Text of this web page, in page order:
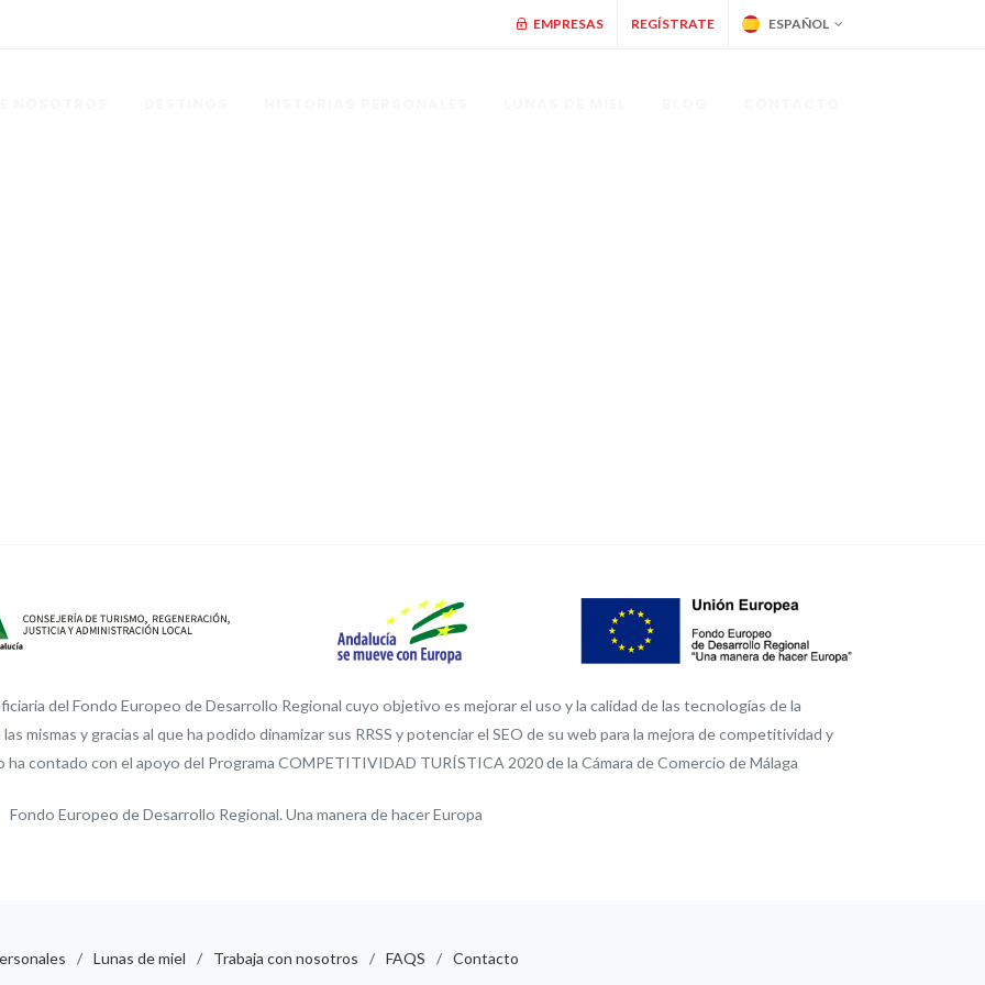
EMPRESAS REGÍSTRATE ESPAÑOL
del Fondo Europeo de Desarrollo Regional cuyo objetivo es mejorar el uso y la calidad de las tecnologías de la
mismas y gracias al que ha podido dinamizar sus RRSS y potenciar el SEO de su web para la mejora de competitividad y
ha contado con el apoyo del Programa COMPETITIVIDAD TURÍSTICA 2020 de la Cámara de Comercio de Málaga
Fondo Europeo de Desarrollo Regional. Una manera de hacer Europa
/ Lunas de miel / Trabaja con nosotros / FAQS / Contacto